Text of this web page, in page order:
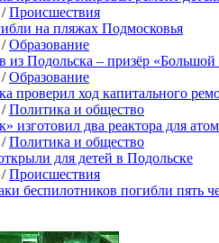
/Происшествия
на пляжах Подмосковья
/Образование
из Подольска – призёр
/Образование
проверил ход капитального
/Политика и общество
изготовил два реактора для
/Политика и общество
для детей в Подольске
/Происшествия
беспилотников погибли пять